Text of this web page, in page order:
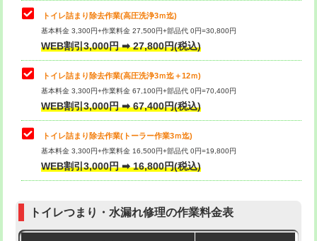
トイレ詰まり除去作業(高圧洗浄3ｍ迄)
基本料金 3,300円+作業料金 27,500円+部品代 0円=30,800円
WEB割引3,000円 ➡ 27,800円(税込)
トイレ詰まり除去作業(高圧洗浄3ｍ迄＋12ｍ)
基本料金 3,300円+作業料金 67,100円+部品代 0円=70,400円
WEB割引3,000円 ➡ 67,400円(税込)
トイレ詰まり除去作業(トーラー作業3ｍ迄)
基本料金 3,300円+作業料金 16,500円+部品代 0円=19,800円
WEB割引3,000円 ➡ 16,800円(税込)
トイレつまり・水漏れ修理の作業料金表